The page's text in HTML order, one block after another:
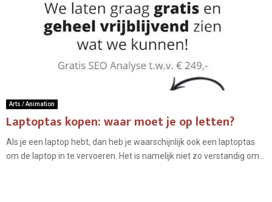
Arts / Animation
Laptoptas kopen: waar moet je op letten?
Als je een laptop hebt, dan heb je waarschijnlijk ook een laptoptas
om de laptop in te vervoeren. Het is namelijk niet zo verstandig om...